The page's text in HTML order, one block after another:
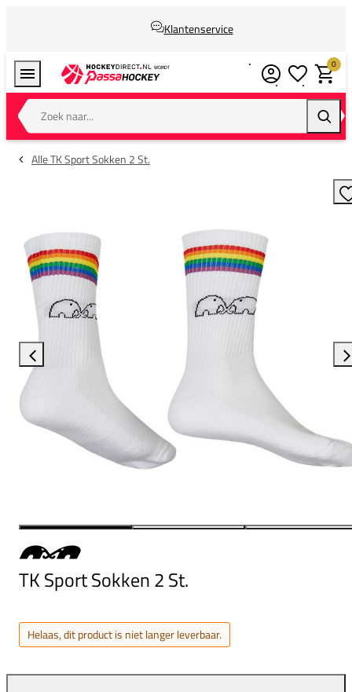
Klantenservice
Zoek naar...
0
Alle TK Sport Sokken 2 St.
TK Sport Sokken 2 St.
Helaas, dit product is niet langer leverbaar.